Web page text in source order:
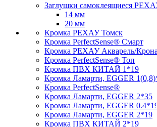
Заглушки самоклеящиеся
14 мм
20 мм
Кромка PЕХАУ Томск
Кромка PerfectSense® Смарт
Кромка PЕХАУ Акварель/
Кромка PerfectSense® Топ
Кромка ПВХ КИТАЙ 1*19
Кромка Ламарти, EGGER
Кромка PerfectSense®
Кромка Ламарти, EGGER 2*35
Кромка Ламарти, EGGER
Кромка Ламарти, EGGER 2*19
Кромка ПВХ КИТАЙ 2*19